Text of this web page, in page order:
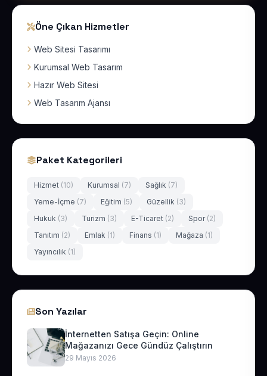
Öne Çıkan Hizmetler
Web Sitesi Tasarımı
Kurumsal Web Tasarım
Hazır Web Sitesi
Web Tasarım Ajansı
Paket Kategorileri
Hizmet (10) Kurumsal (7) Sağlık (7)
Yeme-İçme (7) Eğitim (5) Güzellik (3)
Hukuk (3) Turizm (3) E-Ticaret (2) Spor (2)
Tanıtım (2) Emlak (1) Finans (1) Mağaza (1)
Yayıncılık (1)
Son Yazılar
İnternetten Satışa Geçin: Online
Mağazanızı Gece Gündüz Çalıştırın
29 Mayıs 2026